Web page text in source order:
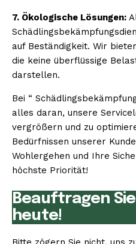
7. Ökologische Lösungen:
auf Beständigkeit. Wir
die keine überflüssige
darstellen.
Bei “
alles daran, unsere
vergrößern und zu
Bedürfnissen unserer
Wohlergehen und Ihre
höchste Priorität!
Beauftragen
heute!